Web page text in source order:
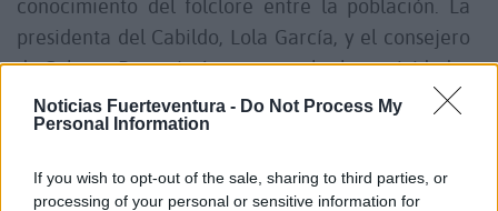
Noticias Fuerteventura - Do Not Process My
Personal Information
If you wish to opt-out of the sale, sharing to third parties, or
processing of your personal or sensitive information for
conocimiento del folclore entre la población. La
presidenta del Cabildo, Lola García, y el consejero
de Cultura, Rayco León, ponen valor las actividades
que se desarrollan dentro de ‘Mayo 100%
Canarias’, siendo el baile tradicional una de las
de las islas.